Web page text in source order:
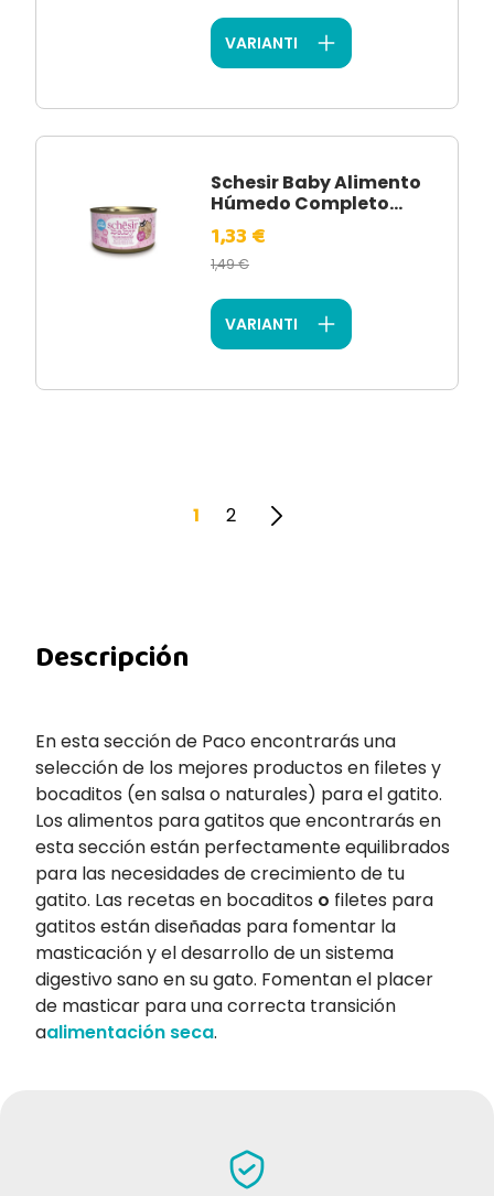
VARIANTI
Schesir Baby Alimento
Húmedo Completo...
1,33 €
1,49 €
VARIANTI
1 2
Descripción
En esta sección de Paco encontrarás una
selección de los mejores productos en filetes y
bocaditos (en salsa o naturales) para el gatito.
Los alimentos para gatitos que encontrarás en
esta sección están perfectamente equilibrados
para las necesidades de crecimiento de tu
gatito. Las recetas en bocaditos o filetes para
gatitos están diseñadas para fomentar la
masticación y el desarrollo de un sistema
digestivo sano en su gato. Fomentan el placer
de masticar para una correcta transición
aalimentación seca.